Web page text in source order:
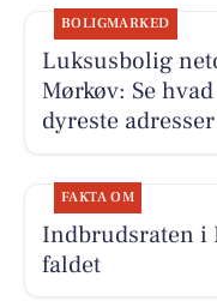
BOLIGMARKED
Luksusbolig
Mørkøv: Se
dyreste
FAKTA OM
Indbrudsraten i
faldet